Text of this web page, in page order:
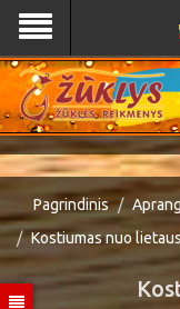
Pagrindinis
Kostiumas nuo lietaus